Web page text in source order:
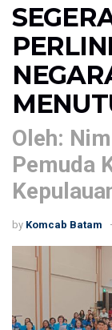
Oleh:
Pemuda
by Komcab Batam